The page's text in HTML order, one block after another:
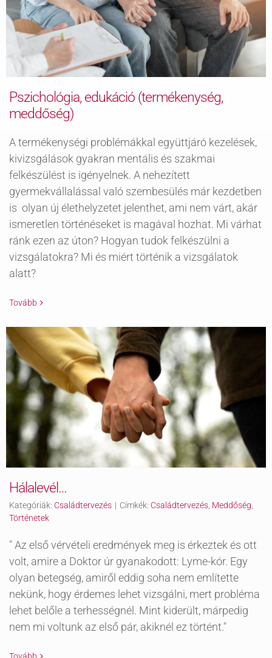
KAPCSOLAT
BLOG
Pszichológia, edukáció (termékenység,
meddőség)
A termékenységi problémákkal együttjáró kezelések,
kivizsgálások gyakran mentális és szakmai
felkészülést is igényelnek. A nehezített
gyermekvállalással való szembesülés már kezdetben
is olyan új élethelyzetet jelenthet, ami nem várt, akár
ismeretlen történéseket is magával hozhat. Mi várhat
ránk ezen az úton? Hogyan tudok felkészülni a
vizsgálatokra? Mi és miért történik a vizsgálatok
alatt?
Tovább
Hálalevél…
Kategóriák: Családtervezés | Címkék: Családtervezés Meddőség
Történetek
" Az első vérvételi eredmények meg is érkeztek és ott
volt, amire a Doktor úr gyanakodott: Lyme-kór. Egy
olyan betegség, amiről eddig soha nem említette
nekünk, hogy érdemes lehet vizsgálni, mert probléma
lehet belőle a terhességnél. Mint kiderült, márpedig
nem mi voltunk az első pár, akiknél ez történt."